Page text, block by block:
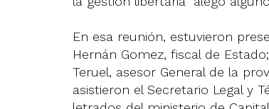
En esa reunión, estuvieron
Hernán Gomez, fiscal de
Teruel, asesor General de la
asistieron el Secretario Legal y